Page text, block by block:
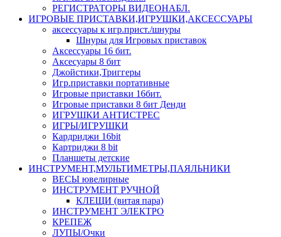
РЕГИСТРАТОРЫ ВИДЕОНАБЛ.
ИГРОВЫЕ ПРИСТАВКИ,ИГРУШКИ,АКСЕССУАРЫ
аксесcуары к игр.прист./шнуры
Шнуры для Игровых приставок
Аксессуары 16 бит.
Аксесуары 8 бит
Джойстики,Триггеры
Игр.приставки портативные
Игровые приставки 16бит.
Игровые приставки 8 бит Денди
ИГРУШКИ АНТИСТРЕС
ИГРЫ/ИГРУШКИ
Кардриджи 16bit
Картриджи 8 bit
Планшеты детские
ИНСТРУМЕНТ,МУЛЬТИМЕТРЫ,ПАЯЛЬНИКИ
ВЕСЫ ювелирные
ИНСТРУМЕНТ РУЧНОЙ
КЛЕЩИ (витая пара)
ИНСТРУМЕНТ ЭЛЕКТРО
КРЕПЕЖ
ЛУПЫ/Очки